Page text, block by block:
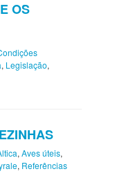
OS
, Legislação,
, Aves úteis,
, Referências